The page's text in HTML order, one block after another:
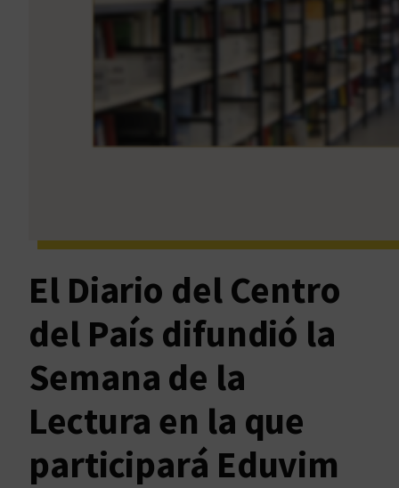
El Diario del Centro
del País difundió la
Semana de la
Lectura en la que
participará Eduvim